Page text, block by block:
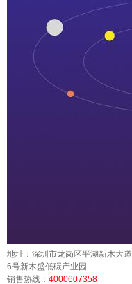
地址：深圳市龙岗区平湖新木大道
6号新木盛低碳产业园
销售热线： 4000607358